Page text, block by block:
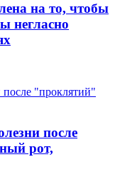
на то, чтобы
негласно
после
рот,